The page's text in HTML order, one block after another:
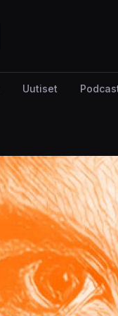
Uutiset